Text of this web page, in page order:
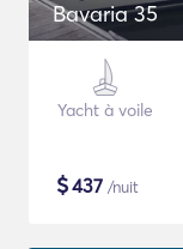
Bavaria 35
Yacht à voile
$437 /nuit